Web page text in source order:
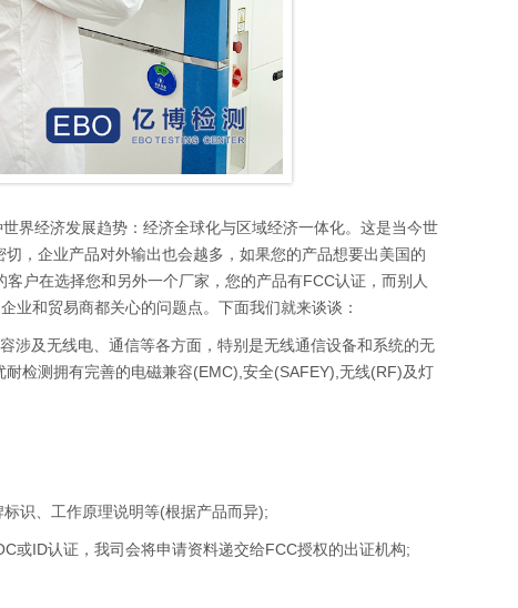
经济发展趋势：经济全球化与区域经济一体化。这是当今世
，企业产品对外输出也会越多，如果您的产品想要出美国的
户在选择您和另外一个厂家，您的产品有FCC认证，而别人
业和贸易商都关心的问题点。下面我们就来谈谈：
及无线电、通信等各方面，特别是无线通信设备和系统的无
检测拥有完善的电磁兼容(EMC),安全(SAFEY),无线(RF)及灯
识、工作原理说明等(根据产品而异);
ID认证，我司会将申请资料递交给FCC授权的出证机构;